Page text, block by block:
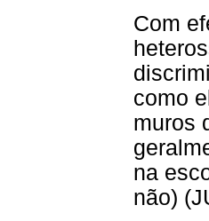
Com
como
muros
na
não)